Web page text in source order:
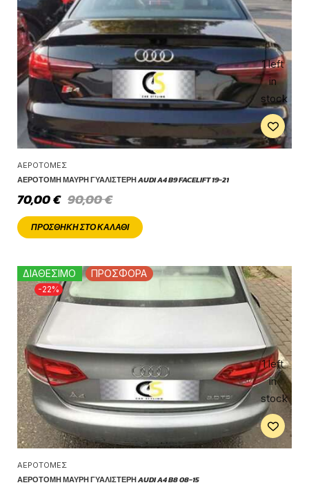
1 left
in
stock
ΑΕΡΟΤΟΜΈΣ
ΑΕΡΟΤΟΜΉ ΜΑΎΡΗ ΓΥΑΛΙΣΤΕΡΉ AUDI A4 B9 FACELIFT 19-21
90,00€
70,00€
ΠΡΟΣΘΉΚΗ ΣΤΟ ΚΑΛΆΘΙ
-22%
ΔΙΑΘΕΣΙΜΟ ΠΡΟΣΦΟΡΑ
1 left
in
stock
ΑΕΡΟΤΟΜΈΣ
ΑΕΡΟΤΟΜΉ ΜΑΎΡΗ ΓΥΑΛΙΣΤΕΡΉ AUDI A4 B8 08-15